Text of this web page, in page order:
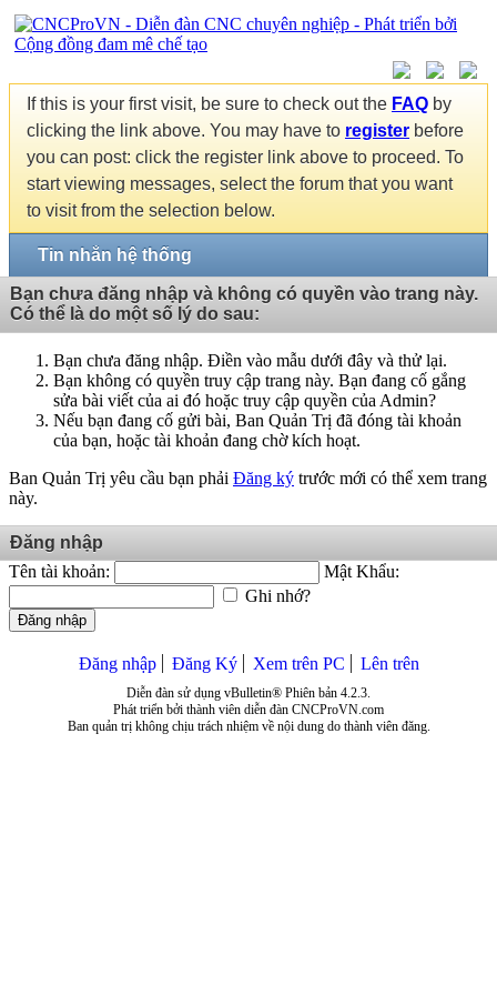
If this is your first visit, be sure to check out the FAQ by
clicking the link above. You may have to register before
you can post: click the register link above to proceed. To
start viewing messages, select the forum that you want
to visit from the selection below.
Tin nhắn hệ thống
Bạn chưa đăng nhập và không có quyền vào trang này.
Có thể là do một số lý do sau:
Bạn chưa đăng nhập. Điền vào mẫu dưới đây và thử lại.
Bạn không có quyền truy cập trang này. Bạn đang cố gắng
sửa bài viết của ai đó hoặc truy cập quyền của Admin?
Nếu bạn đang cố gửi bài, Ban Quản Trị đã đóng tài khoản
của bạn, hoặc tài khoản đang chờ kích hoạt.
Ban Quản Trị yêu cầu bạn phải Đăng ký trước mới có thể xem trang
này.
Đăng nhập
Tên tài khoản:
Mật Khẩu:
Ghi nhớ?
Đăng nhập
Đăng nhập Đăng Ký Xem trên PC Lên trên
Diễn đàn sử dụng vBulletin® Phiên bản 4.2.3.
Phát triển bởi thành viên diễn đàn CNCProVN.com
Ban quản trị không chịu trách nhiệm về nội dung do thành viên đăng.